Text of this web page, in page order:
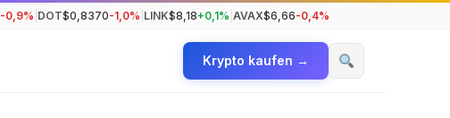
-0,9% DOT$0,8370-1,0% LINK$8,18+0,1% AVAX$6,66-0,4%
Krypto kaufen →